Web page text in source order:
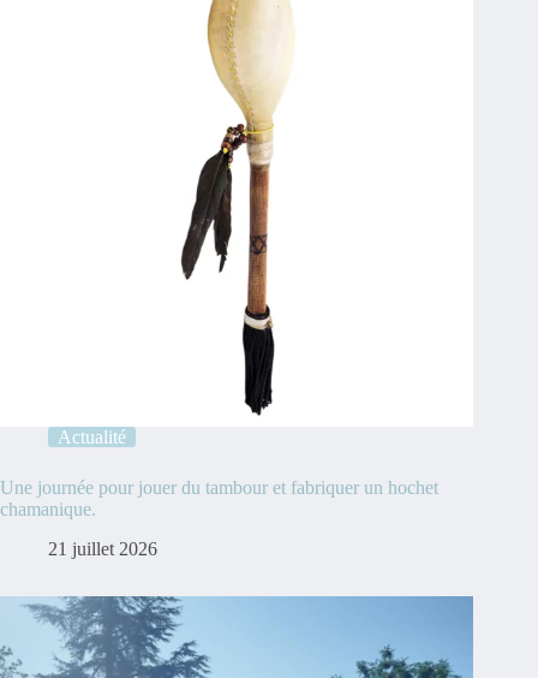
Actualité
Une journée pour jouer du tambour et fabriquer un hochet
chamanique.
21 juillet 2026